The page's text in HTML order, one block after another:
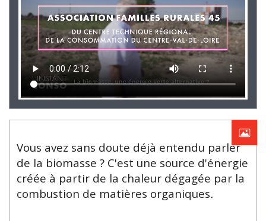
Vous avez sans doute déjà entendu parler
de la biomasse ? C'est une source d'énergie
créée à partir de la chaleur dégagée par la
combustion de matières organiques.